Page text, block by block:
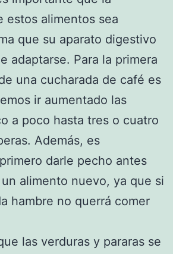
estos alimentos sea
que su aparato digestivo
adaptarse. Para la primera
una cucharada de café es
ir aumentado las
a poco hasta tres o cuatro
Además, es
darle pecho antes
alimento nuevo, ya que si
hambre no querrá comer
las verduras y pararas se